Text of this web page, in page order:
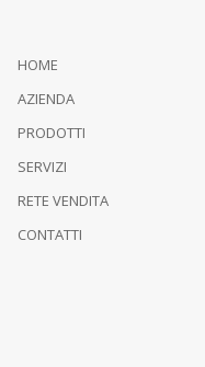
HOME
AZIENDA
PRODOTTI
SERVIZI
RETE VENDITA
CONTATTI